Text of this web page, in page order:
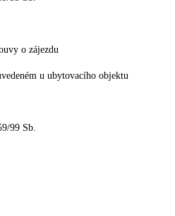
o zájezdu
u ubytovacího objektu
99 Sb.